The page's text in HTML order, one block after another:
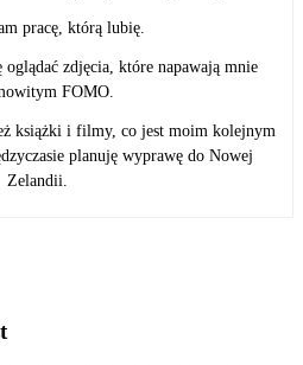
pracę, którą lubię.
zdjęcia, które napawają mnie
FOMO.
książki i filmy, co jest moim kolejnym
planuję wyprawę do Nowej
Zelandii.